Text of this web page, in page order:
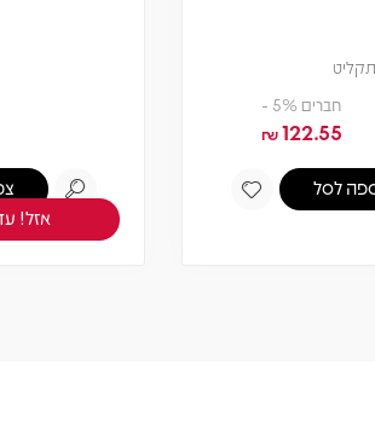
תקליט
חברים 5% -
122.55
₪
לסל
אזל!